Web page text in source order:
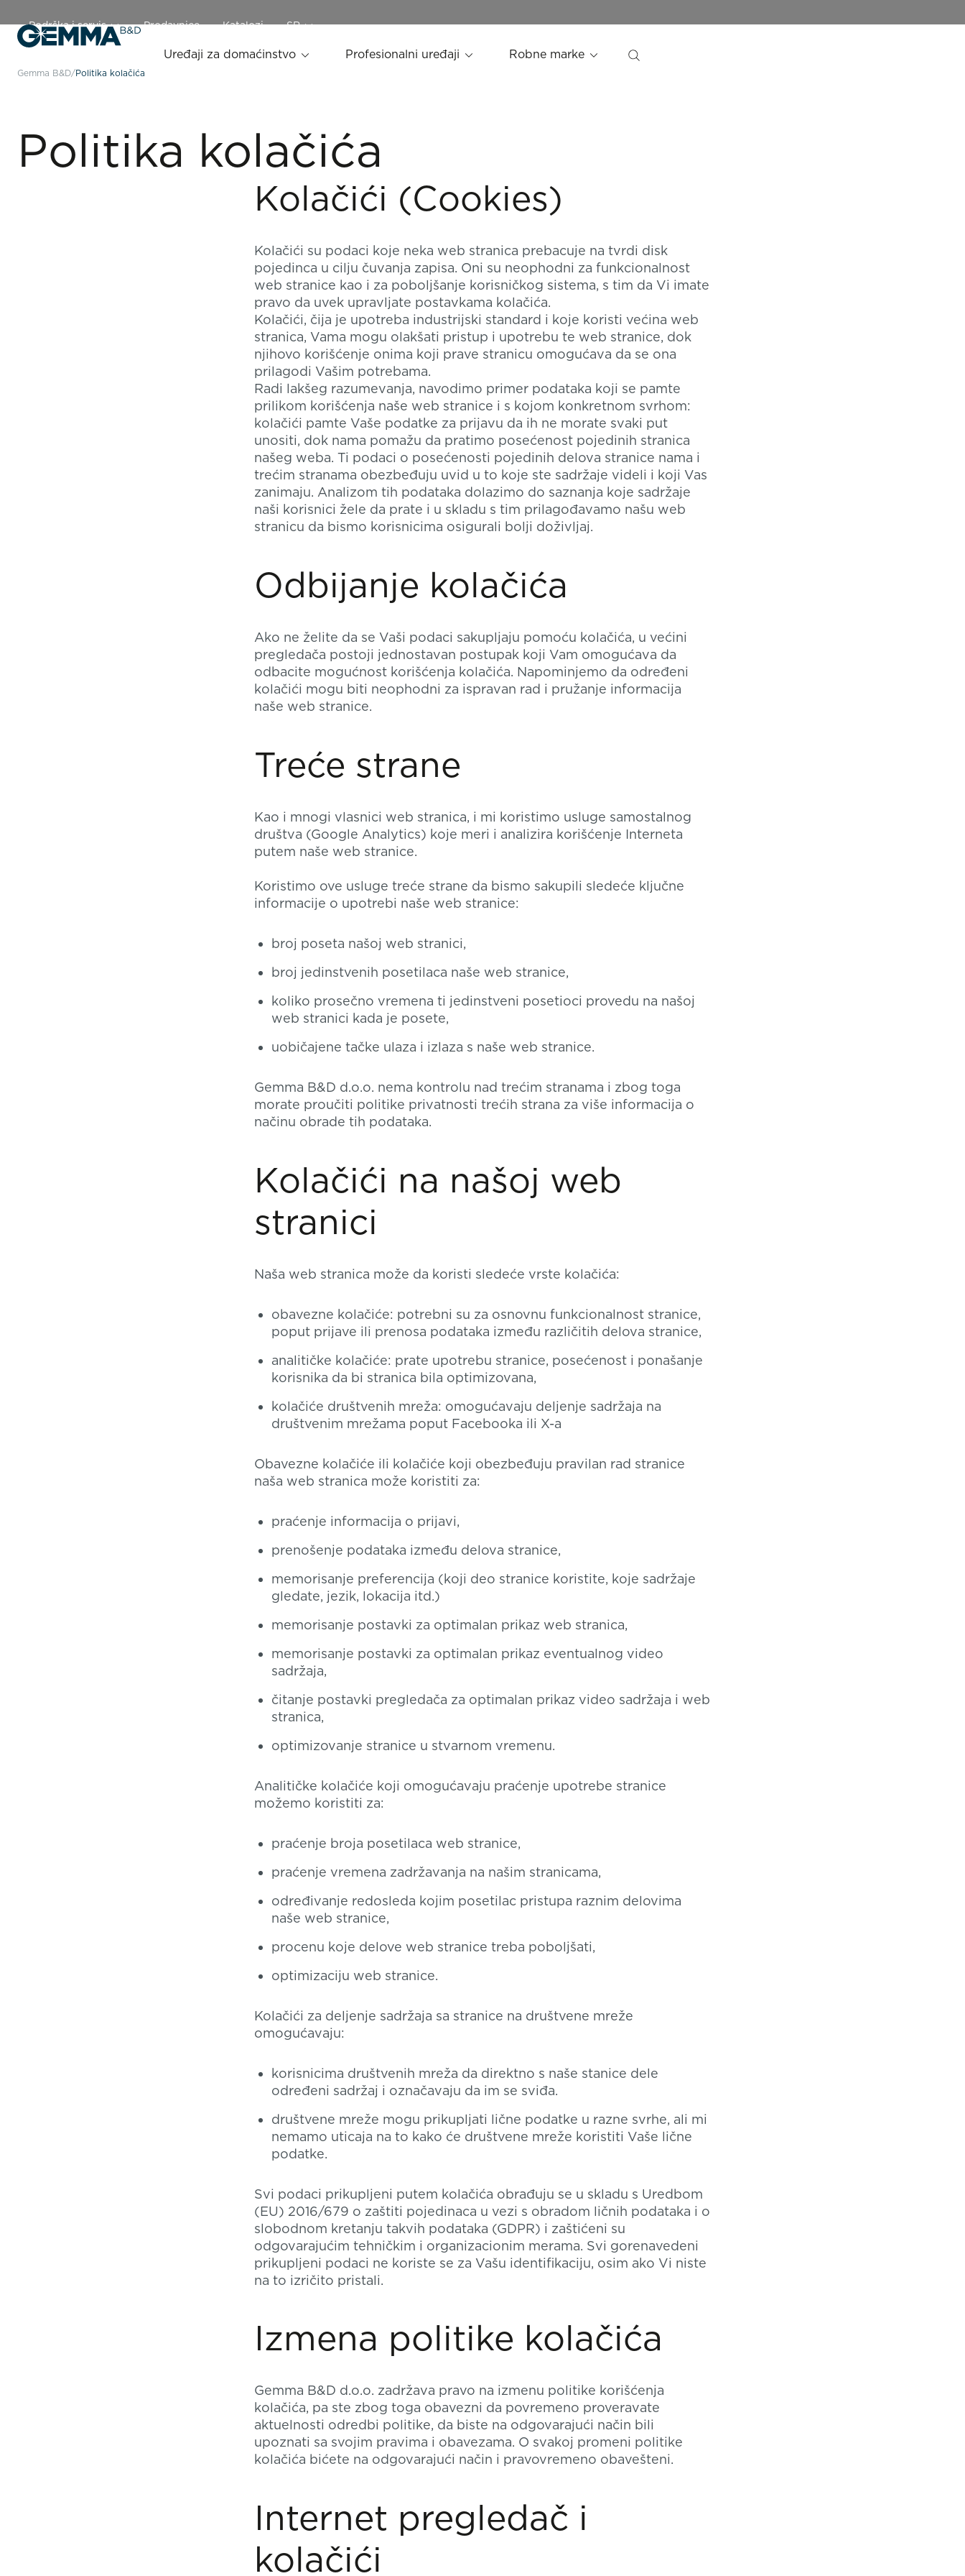
Uređaji za domaćinstvo Profesionalni uređaji Robne marke
Podrška i servis Prodavnice Katalozi SR
Gemma B&D Politika kolačića
Politika kolačića
Kolačići (Cookies)
Kolačići su podaci koje neka web stranica prebacuje na tvrdi disk
pojedinca u cilju čuvanja zapisa. Oni su neophodni za funkcionalnost
web stranice kao i za poboljšanje korisničkog sistema, s tim da Vi imate
pravo da uvek upravljate postavkama kolačića.
Kolačići, čija je upotreba industrijski standard i koje koristi većina web
stranica, Vama mogu olakšati pristup i upotrebu te web stranice, dok
njihovo korišćenje onima koji prave stranicu omogućava da se ona
prilagodi Vašim potrebama.
Radi lakšeg razumevanja, navodimo primer podataka koji se pamte
prilikom korišćenja naše web stranice i s kojom konkretnom svrhom:
kolačići pamte Vaše podatke za prijavu da ih ne morate svaki put
unositi, dok nama pomažu da pratimo posećenost pojedinih stranica
našeg weba. Ti podaci o posećenosti pojedinih delova stranice nama i
trećim stranama obezbeđuju uvid u to koje ste sadržaje videli i koji Vas
zanimaju. Analizom tih podataka dolazimo do saznanja koje sadržaje
naši korisnici žele da prate i u skladu s tim prilagođavamo našu web
stranicu da bismo korisnicima osigurali bolji doživljaj.
Odbijanje kolačića
Ako ne želite da se Vaši podaci sakupljaju pomoću kolačića, u većini
pregledača postoji jednostavan postupak koji Vam omogućava da
odbacite mogućnost korišćenja kolačića. Napominjemo da određeni
kolačići mogu biti neophodni za ispravan rad i pružanje informacija
naše web stranice.
Treće strane
Kao i mnogi vlasnici web stranica, i mi koristimo usluge samostalnog
društva (Google Analytics) koje meri i analizira korišćenje Interneta
putem naše web stranice.
Koristimo ove usluge treće strane da bismo sakupili sledeće ključne
informacije o upotrebi naše web stranice:
broj poseta našoj web stranici,
broj jedinstvenih posetilaca naše web stranice,
koliko prosečno vremena ti jedinstveni posetioci provedu na našoj
web stranici kada je posete,
uobičajene tačke ulaza i izlaza s naše web stranice.
Gemma B&D d.o.o. nema kontrolu nad trećim stranama i zbog toga
morate proučiti politike privatnosti trećih strana za više informacija o
načinu obrade tih podataka.
Kolačići na našoj web
stranici
Naša web stranica može da koristi sledeće vrste kolačića:
obavezne kolačiće: potrebni su za osnovnu funkcionalnost stranice,
poput prijave ili prenosa podataka između različitih delova stranice,
analitičke kolačiće: prate upotrebu stranice, posećenost i ponašanje
korisnika da bi stranica bila optimizovana,
kolačiće društvenih mreža: omogućavaju deljenje sadržaja na
društvenim mrežama poput Facebooka ili X-a
Obavezne kolačiće ili kolačiće koji obezbeđuju pravilan rad stranice
naša web stranica može koristiti za:
praćenje informacija o prijavi,
prenošenje podataka između delova stranice,
memorisanje preferencija (koji deo stranice koristite, koje sadržaje
gledate, jezik, lokacija itd.)
memorisanje postavki za optimalan prikaz web stranica,
memorisanje postavki za optimalan prikaz eventualnog video
sadržaja,
čitanje postavki pregledača za optimalan prikaz video sadržaja i web
stranica,
optimizovanje stranice u stvarnom vremenu.
Analitičke kolačiće koji omogućavaju praćenje upotrebe stranice
možemo koristiti za:
praćenje broja posetilaca web stranice,
praćenje vremena zadržavanja na našim stranicama,
određivanje redosleda kojim posetilac pristupa raznim delovima
naše web stranice,
procenu koje delove web stranice treba poboljšati,
optimizaciju web stranice.
Kolačići za deljenje sadržaja sa stranice na društvene mreže
omogućavaju:
korisnicima društvenih mreža da direktno s naše stanice dele
određeni sadržaj i označavaju da im se sviđa.
društvene mreže mogu prikupljati lične podatke u razne svrhe, ali mi
nemamo uticaja na to kako će društvene mreže koristiti Vaše lične
podatke.
Svi podaci prikupljeni putem kolačića obrađuju se u skladu s Uredbom
(EU) 2016/679 o zaštiti pojedinaca u vezi s obradom ličnih podataka i o
slobodnom kretanju takvih podataka (GDPR) i zaštićeni su
odgovarajućim tehničkim i organizacionim merama. Svi gorenavedeni
prikupljeni podaci ne koriste se za Vašu identifikaciju, osim ako Vi niste
na to izričito pristali.
Izmena politike kolačića
Gemma B&D d.o.o. zadržava pravo na izmenu politike korišćenja
kolačića, pa ste zbog toga obavezni da povremeno proveravate
aktuelnosti odredbi politike, da biste na odgovarajući način bili
upoznati sa svojim pravima i obavezama. O svakoj promeni politike
kolačića bićete na odgovarajući način i pravovremeno obavešteni.
Internet pregledač i
kolačići